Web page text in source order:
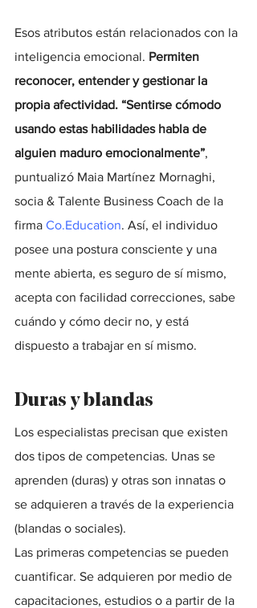
Esos atributos están relacionados con la
inteligencia emocional. Permiten
reconocer, entender y gestionar la
propia afectividad. “Sentirse cómodo
usando estas habilidades habla de
alguien maduro emocionalmente”,
puntualizó Maia Martínez Mornaghi,
socia & Talente Business Coach de la
firma Co.Education. Así, el individuo
posee una postura consciente y una
mente abierta, es seguro de sí mismo,
acepta con facilidad correcciones, sabe
cuándo y cómo decir no, y está
dispuesto a trabajar en sí mismo.
Duras y blandas
Los especialistas precisan que existen
dos tipos de competencias. Unas se
aprenden (duras) y otras son innatas o
se adquieren a través de la experiencia
(blandas o sociales).
Las primeras competencias se pueden
cuantificar. Se adquieren por medio de
capacitaciones, estudios o a partir de la